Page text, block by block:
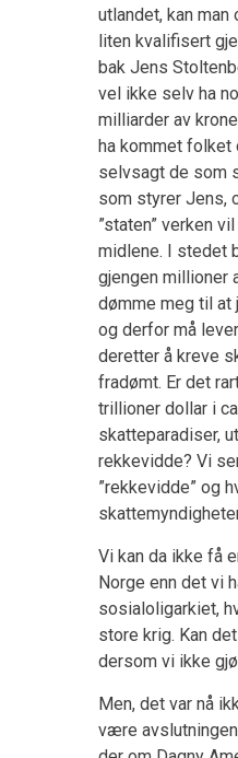
utlandet, kan
liten kvalifisert
bak Jens
vel ikke selv ha
milliarder av
ha kommet folket
selvsagt de som
som styrer Jens,
”staten” verken
midlene. I stedet
gjengen millioner
dømme meg til at
og derfor må
deretter å kreve
fradømt. Er det
trillioner dollar i
skatteparadiser,
rekkevidde? Vi
”rekkevidde” og
Vi kan da ikke få
Norge enn det vi
sosialoligarkiet,
store krig. Kan
dersom vi ikke
Men, det var nå
være